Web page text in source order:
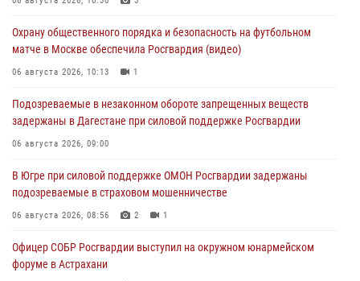
Охрану общественного порядка и безопасность на футбольном
матче в Москве обеспечила Росгвардия (видео)
06 августа 2026, 10:13 1
Подозреваемые в незаконном обороте запрещенных веществ
задержаны в Дагестане при силовой поддержке Росгвардии
06 августа 2026, 09:00
В Югре при силовой поддержке ОМОН Росгвардии задержаны
подозреваемые в страховом мошенничестве
06 августа 2026, 08:56 2 1
Офицер СОБР Росгвардии выступил на окружном юнармейском
форуме в Астрахани